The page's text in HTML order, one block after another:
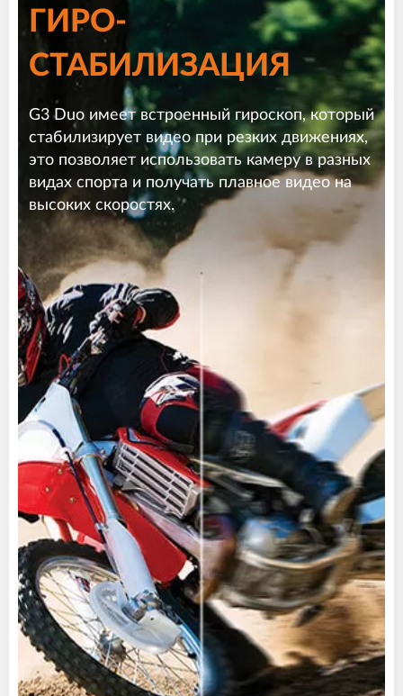
ГИРО-
СТАБИЛИЗАЦИЯ
G3 Duo имеет встроенный гироскоп, который
стабилизирует видео при резких движениях,
это позволяет использовать камеру в разных
видах спорта и получать плавное видео на
высоких скоростях.